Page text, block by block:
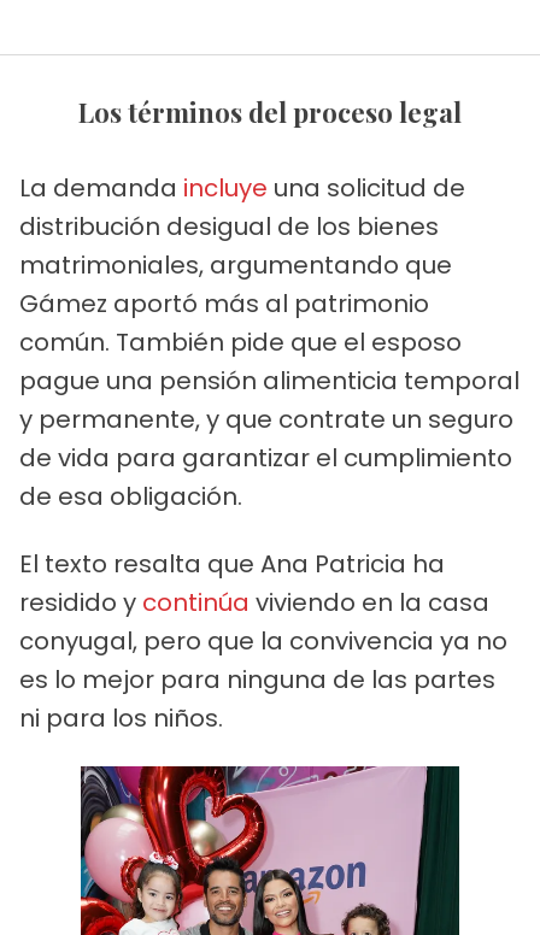
Los términos del proceso legal
La demanda incluye una solicitud de
distribución desigual de los bienes
matrimoniales, argumentando que
Gámez aportó más al patrimonio
común. También pide que el esposo
pague una pensión alimenticia temporal
y permanente, y que contrate un seguro
de vida para garantizar el cumplimiento
de esa obligación.
El texto resalta que Ana Patricia ha
residido y continúa viviendo en la casa
conyugal, pero que la convivencia ya no
es lo mejor para ninguna de las partes
ni para los niños.